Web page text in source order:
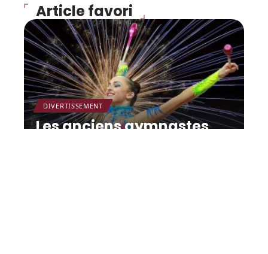
Article favori
DIVERTISSEMENT
Les anciens gymnastes